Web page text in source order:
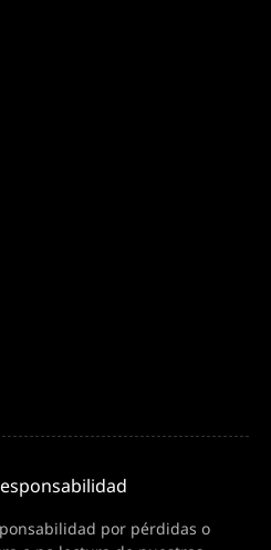
por pérdidas o